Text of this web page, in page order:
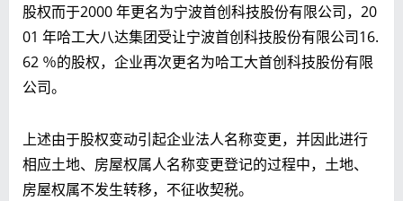
股权而于2000 年更名为宁波首创科技股份有限公司，20
01 年哈工大八达集团受让宁波首创科技股份有限公司16.
62 ％的股权，企业再次更名为哈工大首创科技股份有限
公司。
上述由于股权变动引起企业法人名称变更，并因此进行
相应土地、房屋权属人名称变更登记的过程中，土地、
房屋权属不发生转移，不征收契税。